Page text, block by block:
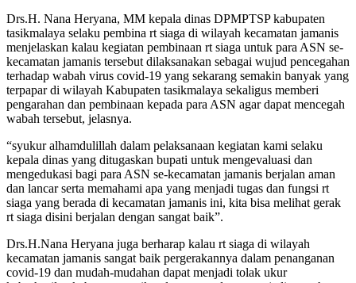
Drs.H. Nana Heryana, MM kepala dinas DPMPTSP kabupaten
tasikmalaya selaku pembina rt siaga di wilayah kecamatan jamanis
menjelaskan kalau kegiatan pembinaan rt siaga untuk para ASN se-
kecamatan jamanis tersebut dilaksanakan sebagai wujud pencegahan
terhadap wabah virus covid-19 yang sekarang semakin banyak yang
terpapar di wilayah Kabupaten tasikmalaya sekaligus memberi
pengarahan dan pembinaan kepada para ASN agar dapat mencegah
wabah tersebut, jelasnya.
“syukur alhamdulillah dalam pelaksanaan kegiatan kami selaku
kepala dinas yang ditugaskan bupati untuk mengevaluasi dan
mengedukasi bagi para ASN se-kecamatan jamanis berjalan aman
dan lancar serta memahami apa yang menjadi tugas dan fungsi rt
siaga yang berada di kecamatan jamanis ini, kita bisa melihat gerak
rt siaga disini berjalan dengan sangat baik”.
Drs.H.Nana Heryana juga berharap kalau rt siaga di wilayah
kecamatan jamanis sangat baik pergerakannya dalam penanganan
covid-19 dan mudah-mudahan dapat menjadi tolak ukur